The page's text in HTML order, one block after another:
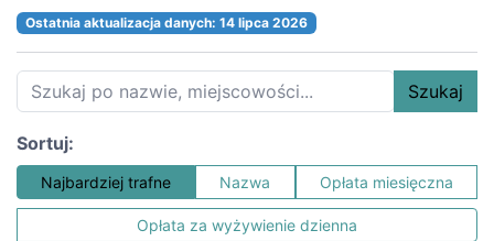
Ostatnia aktualizacja danych: 14 lipca 2026
Szukaj
Sortuj:
Najbardziej trafne Nazwa Opłata miesięczna
Opłata za wyżywienie dzienna